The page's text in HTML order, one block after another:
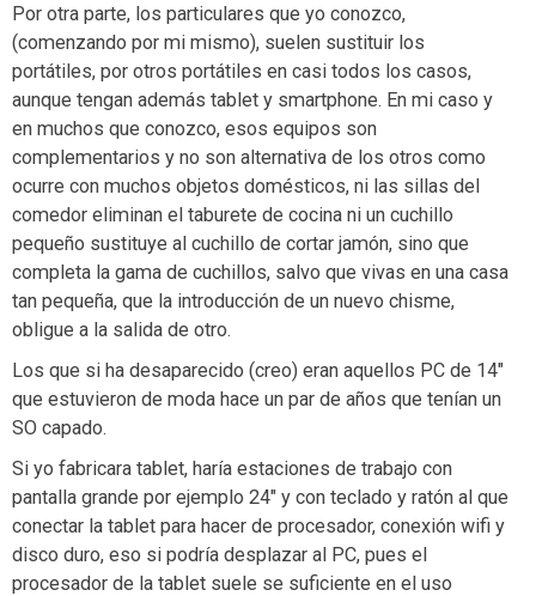
Por otra parte, los particulares que yo conozco,
(comenzando por mi mismo), suelen sustituir los
portátiles, por otros portátiles en casi todos los casos,
aunque tengan además tablet y smartphone. En mi caso y
en muchos que conozco, esos equipos son
complementarios y no son alternativa de los otros como
ocurre con muchos objetos domésticos, ni las sillas del
comedor eliminan el taburete de cocina ni un cuchillo
pequeño sustituye al cuchillo de cortar jamón, sino que
completa la gama de cuchillos, salvo que vivas en una casa
tan pequeña, que la introducción de un nuevo chisme,
obligue a la salida de otro.
Los que si ha desaparecido (creo) eran aquellos PC de 14″
que estuvieron de moda hace un par de años que tenían un
SO capado.
Si yo fabricara tablet, haría estaciones de trabajo con
pantalla grande por ejemplo 24″ y con teclado y ratón al que
conectar la tablet para hacer de procesador, conexión wifi y
disco duro, eso si podría desplazar al PC, pues el
procesador de la tablet suele se suficiente en el uso